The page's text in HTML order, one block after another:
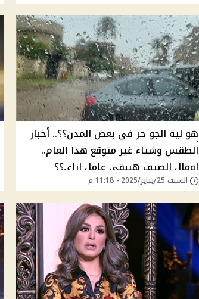
هو لية الجو حر في بعض المدن؟؟.. أخبار
الطقس وشتاء غير متوقع هذا العام..
اومال الصيف هيبقى عامل إزاي؟؟
السبت 25/يناير/2025 - 11:18 م